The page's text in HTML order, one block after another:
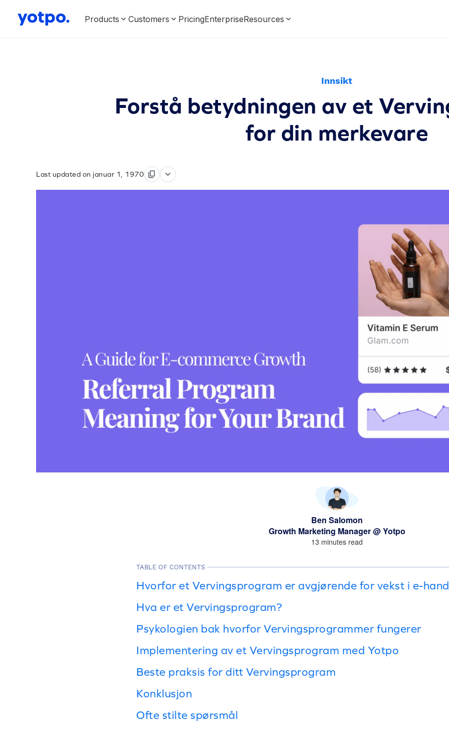
Products Customers PricingEnterpriseResources
Innsikt
Forstå betydningen av et
for din merkevare
Last updated on januar 1, 1970
Ben Salomon
Growth Marketing Manager @ Yotpo
13 minutes read
TABLE OF CONTENTS
Hvorfor et Vervingsprogram er avgjørende for vekst i e-
Hva er et Vervingsprogram?
Psykologien bak hvorfor Vervingsprogrammer fungerer
Implementering av et Vervingsprogram med Yotpo
Beste praksis for ditt Vervingsprogram
Konklusjon
Ofte stilte spørsmål